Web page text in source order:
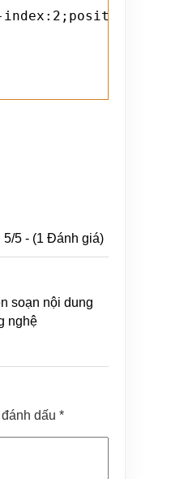
index:2;position:
5/5 - (1 Đánh giá)
soạn nội dung
nghệ
dấu *